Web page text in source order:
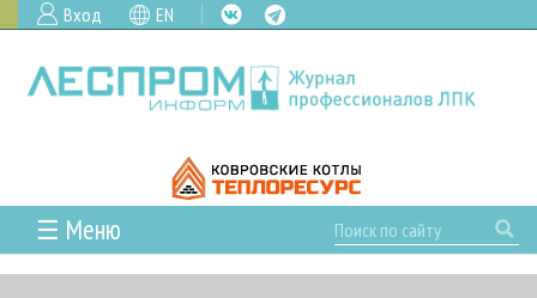
Вход EN
☰ Меню
ГЛАВНАЯ